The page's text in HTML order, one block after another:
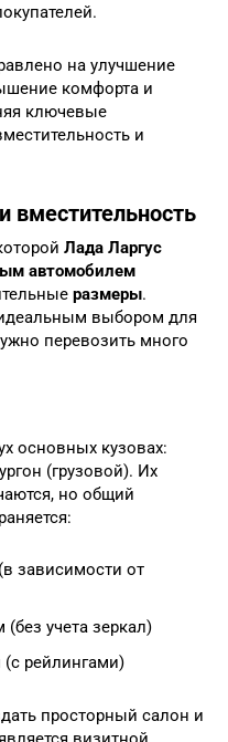
на улучшение
комфорта и
ключевые
и
вместительность
Лада Ларгус
автомобилем
размеры.
выбором для
перевозить много
основных кузовах:
(грузовой). Их
но общий
зависимости от
учета зеркал)
рейлингами)
просторный салон и